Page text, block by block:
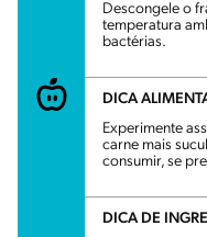
Descongele o
temperatura
bactérias.
DICA
Experimente
carne mais
consumir, se
DICA DE